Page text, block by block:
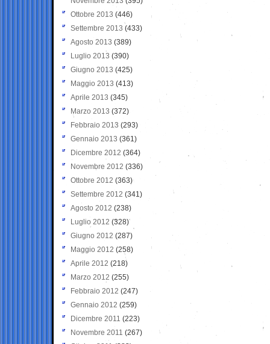
Ottobre 2013 (446)
Settembre 2013 (433)
Agosto 2013 (389)
Luglio 2013 (390)
Giugno 2013 (425)
Maggio 2013 (413)
Aprile 2013 (345)
Marzo 2013 (372)
Febbraio 2013 (293)
Gennaio 2013 (361)
Dicembre 2012 (364)
Novembre 2012 (336)
Ottobre 2012 (363)
Settembre 2012 (341)
Agosto 2012 (238)
Luglio 2012 (328)
Giugno 2012 (287)
Maggio 2012 (258)
Aprile 2012 (218)
Marzo 2012 (255)
Febbraio 2012 (247)
Gennaio 2012 (259)
Dicembre 2011 (223)
Novembre 2011 (267)